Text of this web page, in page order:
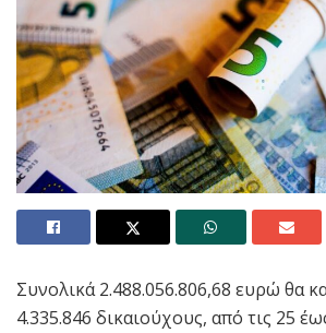
Συνολικά 2.488.056.806,68 ευρώ θα
4.335.846 δικαιούχους, από τις 25